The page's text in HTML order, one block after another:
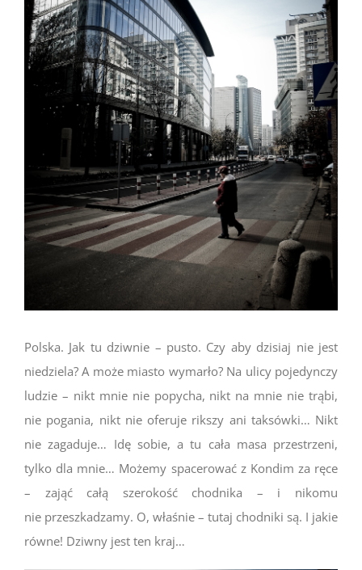
Polska. Jak tu dziwnie – pusto. Czy aby dzisiaj nie jest
niedziela? A może miasto wymarło? Na ulicy pojedynczy
ludzie – nikt mnie nie popycha, nikt na mnie nie trąbi,
nie pogania, nikt nie oferuje rikszy ani taksówki… Nikt
nie zagaduje… Idę sobie, a tu cała masa przestrzeni,
tylko dla mnie… Możemy spacerować z Kondim za ręce
– zająć całą szerokość chodnika – i nikomu
nie przeszkadzamy. O, właśnie – tutaj chodniki są. I jakie
równe! Dziwny jest ten kraj…